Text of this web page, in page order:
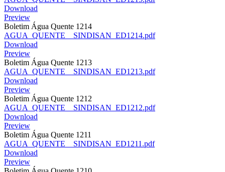
Download
Preview
Boletim Água Quente 1214
AGUA_QUENTE__SINDISAN_ED1214.pdf
Download
Preview
Boletim Água Quente 1213
AGUA_QUENTE__SINDISAN_ED1213.pdf
Download
Preview
Boletim Água Quente 1212
AGUA_QUENTE__SINDISAN_ED1212.pdf
Download
Preview
Boletim Água Quente 1211
AGUA_QUENTE__SINDISAN_ED1211.pdf
Download
Preview